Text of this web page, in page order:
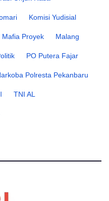
Komisi Yudisial
Mafia Proyek Malang
PO Putera Fajar
Polresta Pekanbaru
TNI AL